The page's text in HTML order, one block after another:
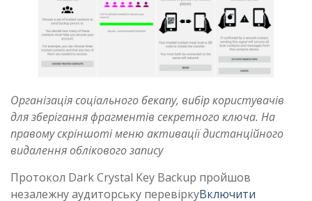
Організація соціального бекапу, вибір користувачів
для зберігання фрагментів секретного ключа. На
правому скріншоті меню активації дистанційного
видалення облікового запису
Протокол Dark Crystal Key Backup пройшов
незалежну аудиторську перевіркуВключити